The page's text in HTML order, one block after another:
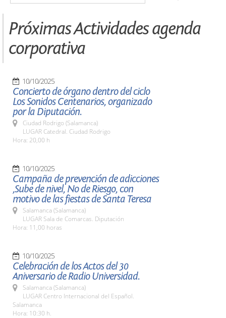
Próximas Actividades agenda
corporativa
10/10/2025
Concierto de órgano dentro del ciclo
Los Sonidos Centenarios, organizado
por la Diputación.
Ciudad Rodrigo (Salamanca)
LUGAR Catedral. Ciudad Rodrigo
Hora: 20,00 h
10/10/2025
Campaña de prevención de adicciones
,Sube de nivel, No de Riesgo, con
motivo de las fiestas de Santa Teresa
Salamanca (Salamanca)
LUGAR Sala de Comarcas. Diputación
Hora: 11,00 horas
10/10/2025
Celebración de los Actos del 30
Aniversario de Radio Universidad.
Salamanca (Salamanca)
LUGAR Centro Internacional del Español.
Salamanca
Hora: 10:30 h.